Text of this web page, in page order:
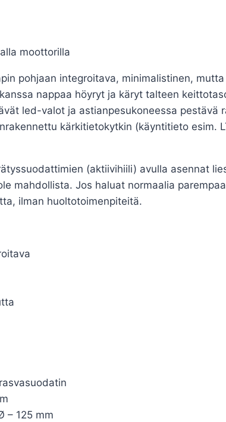
moottorilla
pohjaan integroitava, minimalistinen,
nappaa höyryt ja käryt talteen
led-valot ja astianpesukoneessa
kärkitietokytkin (käyntitieto
(aktiivihiili) avulla asennat
mahdollista. Jos haluat normaalia
ilman huoltotoimenpiteitä.
– 125 mm